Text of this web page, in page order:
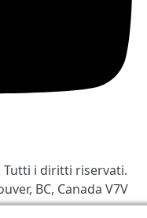
Tutti i diritti riservati.
BC, Canada V7V